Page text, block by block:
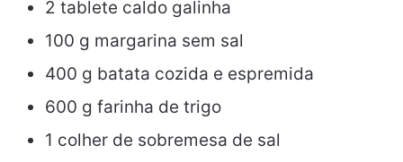
2 tablete caldo galinha
100 g margarina sem sal
400 g batata cozida e espremida
600 g farinha de trigo
1 colher de sobremesa de sal